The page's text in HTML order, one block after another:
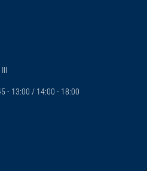
- 13:00 / 14:00 - 18:00